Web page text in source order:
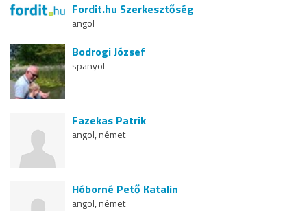
Fordit.hu Szerkesztőség
angol
Bodrogi József
spanyol
Fazekas Patrik
angol, német
Hóborné Pető Katalin
angol, német